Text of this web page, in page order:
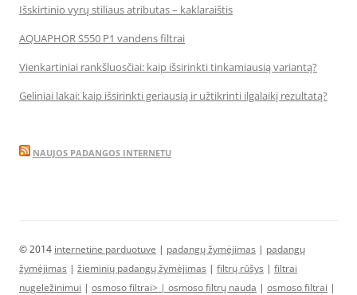
Išskirtinio vyrų stiliaus atributas – kaklaraištis
AQUAPHOR S550 P1 vandens filtrai
Vienkartiniai rankšluosčiai: kaip išsirinkti tinkamiausią variantą?
Geliniai lakai: kaip išsirinkti geriausią ir užtikrinti ilgalaikį rezultatą?
NAUJOS PADANGOS INTERNETU
© 2014 internetine parduotuve | padangų žymėjimas | padangų
žymėjimas | žieminių padangų žymėjimas | filtrų rūšys | filtrai
nugeležinimui | osmoso filtrai> | osmoso filtrų nauda | osmoso filtrai |